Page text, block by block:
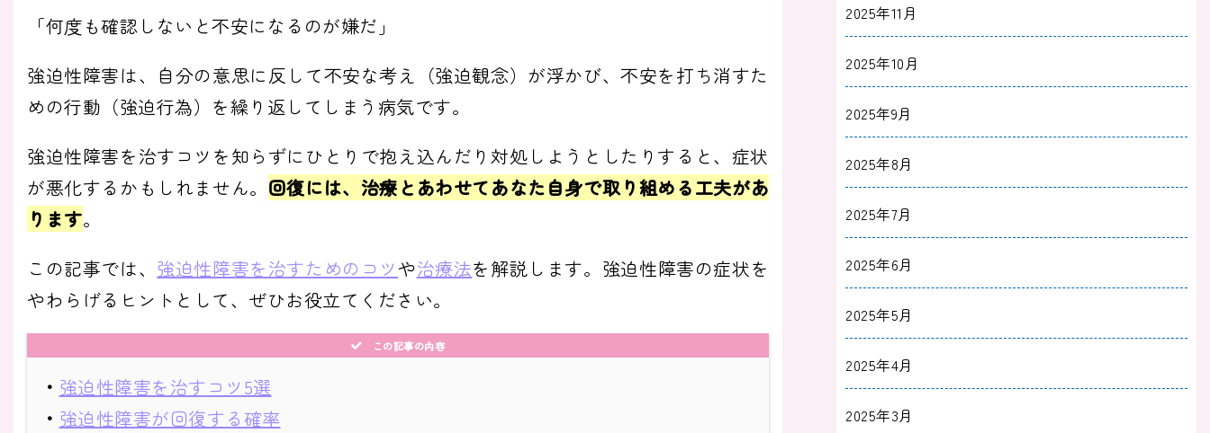
「何度も確認しないと不安になるのが嫌だ」
強迫性障害は、自分の意思に反して不安な考え（強迫観念）が浮かび、不安を打ち消すた
めの行動（強迫行為）を繰り返してしまう病気です。
強迫性障害を治すコツを知らずにひとりで抱え込んだり対処しようとしたりすると、症状
が悪化するかもしれません。 回復には、治療とあわせてあなた自身で取り組める工夫があ
ります。
この記事では、 強迫性障害を治すためのコツ や治療法を解説します。強迫性障害の症状を
やわらげるヒントとして、ぜひお役立てください。
この記事の内容
・ 強迫性障害を治すコツ5選
・ 強迫性障害が回復する確率
2025年11月
2025年10月
2025年9月
2025年8月
2025年7月
2025年6月
2025年5月
2025年4月
2025年3月